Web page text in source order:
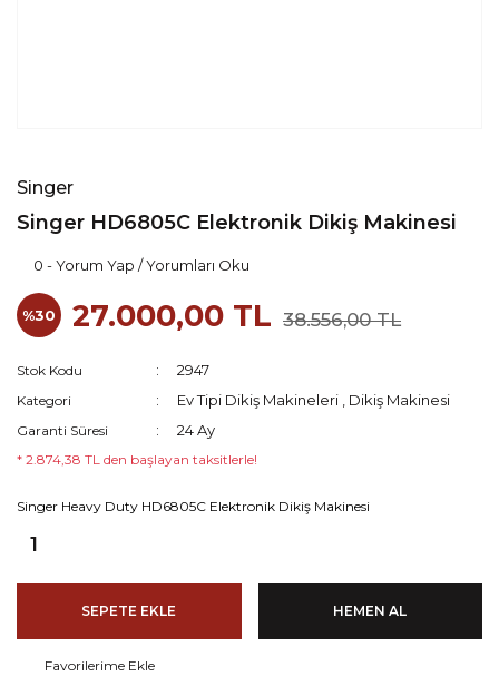
Singer
Singer HD6805C Elektronik Dikiş Makinesi
0 - Yorum Yap / Yorumları Oku
%30 27.000,00 TL 38.556,00 TL
Stok Kodu 2947
Kategori Ev Tipi Dikiş Makineleri Dikiş Makinesi
Garanti Süresi 24 Ay
* 2.874,38 TL den başlayan taksitlerle!
Singer Heavy Duty HD6805C Elektronik Dikiş Makinesi
SEPETE EKLE HEMEN AL